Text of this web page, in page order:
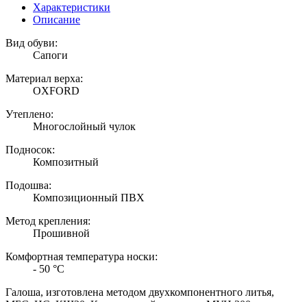
Характеристики
Описание
Вид обуви:
Сапоги
Материал верха:
OXFORD
Утеплено:
Многослойный чулок
Подносок:
Композитный
Подошва:
Композиционный ПВХ
Метод крепления:
Прошивной
Комфортная температура носки:
- 50 °C
Галоша, изготовлена методом двухкомпонентного литья,